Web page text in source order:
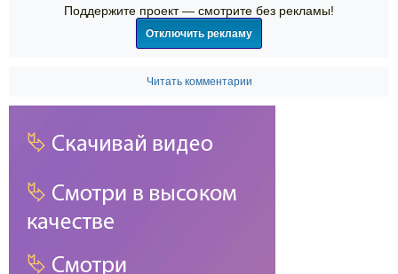
Поддержите проект — смотрите без рекламы!
Отключить рекламу
Читать комментарии